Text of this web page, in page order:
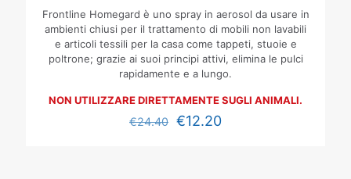
Frontline Homegard è uno spray in aerosol da usare in
ambienti chiusi per il trattamento di mobili non lavabili
e articoli tessili per la casa come tappeti, stuoie e
poltrone; grazie ai suoi principi attivi, elimina le pulci
rapidamente e a lungo.
NON UTILIZZARE DIRETTAMENTE SUGLI ANIMALI.
€24.40 €12.20